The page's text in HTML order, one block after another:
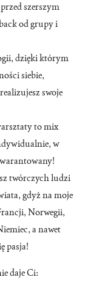
szerszym
od grupy i
dzięki którym
siebie,
swoje
to mix
w
twórczych ludzi
gdyż na moje
Norwegii,
a nawet
pasja!
daje Ci: